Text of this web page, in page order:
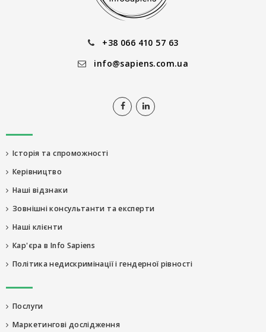
+38 066 410 57 63
info@sapiens.com.ua
Історія та спроможності
Керівництво
Наші відзнаки
Зовнішні консультанти та експерти
Наші клієнти
Кар'єра в Info Sapiens
Політика недискримінації і гендерної рівності
Послуги
Маркетингові дослідження